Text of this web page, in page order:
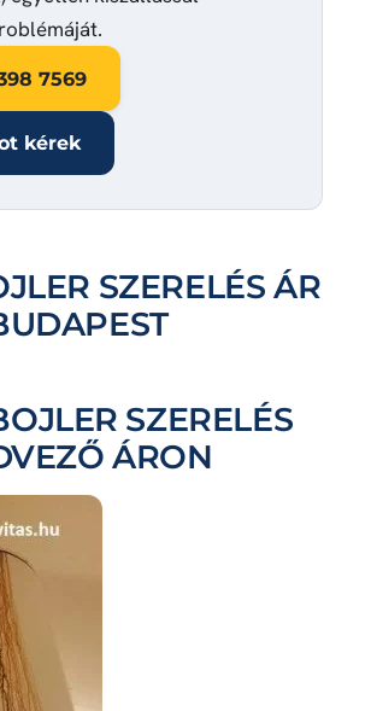
7569
kérek
SZERELÉS ÁR
SZERELÉS
ÁRON